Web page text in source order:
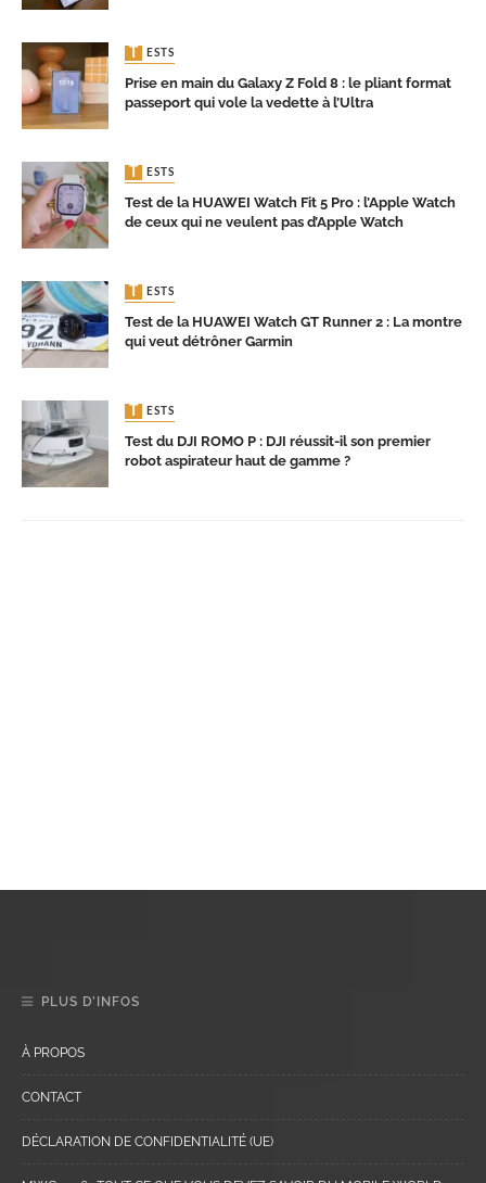
TESTS
Prise en main du Galaxy Z Fold 8 : le pliant format
passeport qui vole la vedette à l’Ultra
TESTS
Test de la HUAWEI Watch Fit 5 Pro : l’Apple Watch
de ceux qui ne veulent pas d’Apple Watch
TESTS
Test de la HUAWEI Watch GT Runner 2 : La montre
qui veut détrôner Garmin
TESTS
Test du DJI ROMO P : DJI réussit-il son premier
robot aspirateur haut de gamme ?
PLUS D’INFOS
À PROPOS
CONTACT
DÉCLARATION DE CONFIDENTIALITÉ (UE)